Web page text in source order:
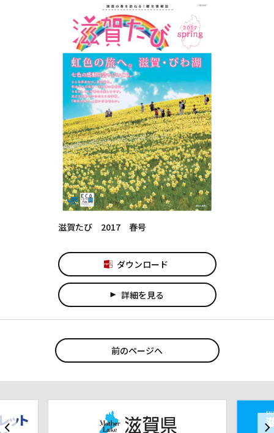
滋賀たび 2017 春号
ダウンロード
play_arrow 詳細を見る
前のページへ